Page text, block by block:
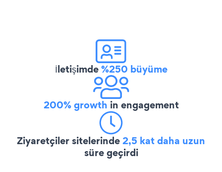
İletişimde%250 büyüme
200% growth in engagement
Ziyaretçiler sitelerinde2,5 kat daha uzun
süre geçirdi